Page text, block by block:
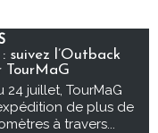
suivez l’Outback
TourMaG
24 juillet, TourMaG
de plus de
à travers...